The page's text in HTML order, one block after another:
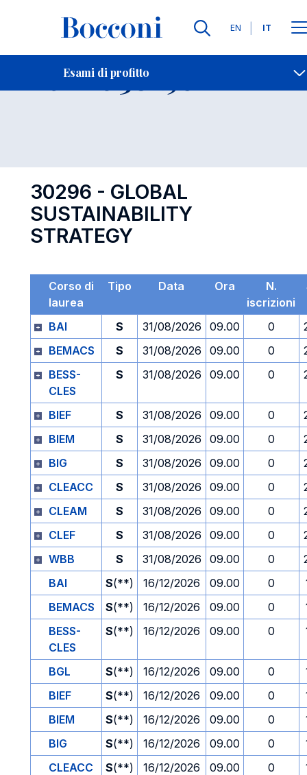
Lingue
EN IT
Esami di profitto
Contatti
Esame 30296 Open
30296 - GLOBAL
SUSTAINABILITY
STRATEGY
Corso di
laurea
Tipo Data Ora
N.
iscrizioni
BAI S 31/08/2026 09.00 0
BEMACS
S 31/08/2026 09.00 0
BESS-
CLES
S 31/08/2026 09.00 0
BIEF S 31/08/2026 09.00 0
BIEM
S 31/08/2026 09.00 0
BIG
S 31/08/2026 09.00 0
CLEACC
S 31/08/2026 09.00 0
CLEAM
S 31/08/2026 09.00 0
CLEF
S 31/08/2026 09.00 0
WBB
S 31/08/2026 09.00 0
BAI
S(**) 16/12/2026 09.00 0
BEMACS
S(**) 16/12/2026 09.00 0
BESS-
CLES
S(**) 16/12/2026 09.00 0
BGL S(**) 16/12/2026 09.00 0
BIEF
S(**) 16/12/2026 09.00 0
BIEM
S(**) 16/12/2026 09.00 0
BIG
S(**) 16/12/2026 09.00 0
CLEACC
S(**) 16/12/2026 09.00 0